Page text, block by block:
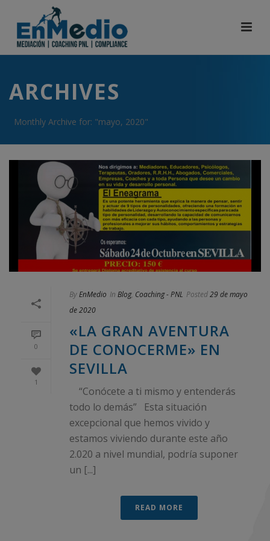
ARCHIVES
Monthly Archive for: "mayo, 2020"
0
1
ByEnMedio In Blog, Coaching - PNL Posted29 de mayo
de 2020
«LA GRAN AVENTURA
DE CONOCERME» EN
SEVILLA
“Conócete a ti mismo y entenderás
todo lo demás” Esta situación
excepcional que hemos vivido y
estamos viviendo durante este año
2.020 a nivel mundial, podría suponer
un [...]
READ MORE